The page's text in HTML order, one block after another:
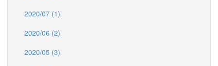
2020/07 (1)
2020/06 (2)
2020/05 (3)